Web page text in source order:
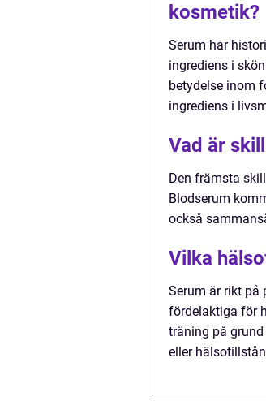
kosmetik?
Serum har
ingrediens i
betydelse inom
ingrediens i
Vad är
Den främsta
Blodserum
också
Vilka
Serum är rikt på
fördelaktiga för
träning på
eller